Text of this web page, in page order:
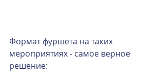
Формат фуршета на таких
мероприятиях - самое верное
решение: